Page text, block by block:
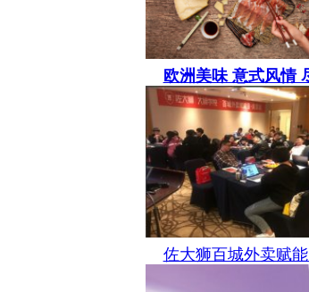
欧洲美味 意式风情
生活 2019-11-29 19:58:15
意大利的美食如同它的
世界各国美食家向往的天
佐大狮百城外卖赋